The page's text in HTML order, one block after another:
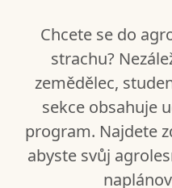
Chcete se do
strachu?
zemědělec,
sekce obsahuje
program. Najdete
abyste svůj